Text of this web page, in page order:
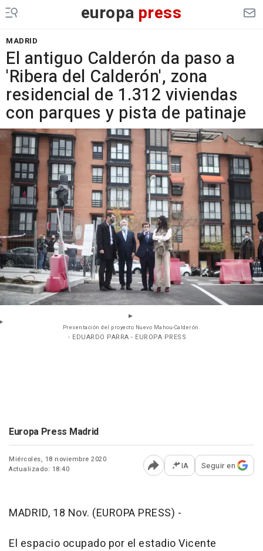
europa press
MADRID
El antiguo Calderón da paso a
'Ribera del Calderón', zona
residencial de 1.312 viviendas
con parques y pista de patinaje
Presentación del proyecto Nuevo Mahou-Calderón.
- EDUARDO PARRA - EUROPA PRESS
Europa Press Madrid
Miércoles, 18 noviembre 2020
Actualizado: 18:40
Abrir opciones para
IA Seguir en
MADRID, 18 Nov. (EUROPA PRESS) -
El espacio ocupado por el estadio Vicente